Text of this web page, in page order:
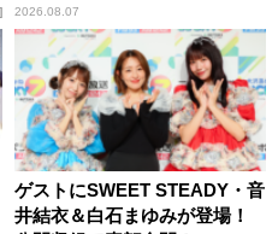
パンプスが合格祈願！
2026.08.07
ゲストにSWEET STEADY・音
井結衣＆白石まゆみが登場！